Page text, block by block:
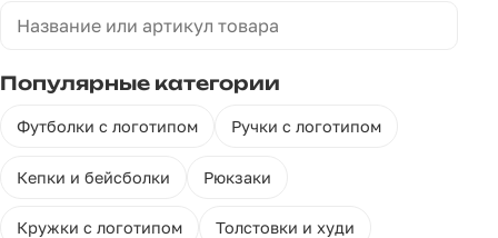
Популярные категории
Футболки с логотипом Ручки с логотипом
Кепки и бейсболки Рюкзаки
Кружки с логотипом Толстовки и худи